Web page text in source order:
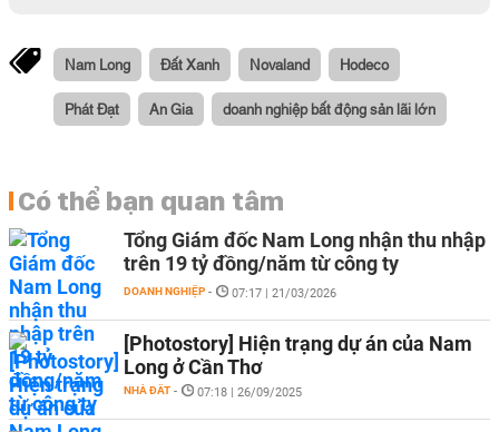
Nam Long Đất Xanh Novaland Hodeco
Phát Đạt An Gia doanh nghiệp bất động sản lãi lớn
Có thể bạn quan tâm
Tổng Giám đốc Nam Long nhận thu nhập
trên 19 tỷ đồng/năm từ công ty
DOANH NGHIỆP - 07:17 | 21/03/2026
[Photostory] Hiện trạng dự án của Nam
Long ở Cần Thơ
NHÀ ĐẤT - 07:18 | 26/09/2025